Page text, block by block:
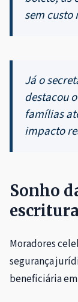
sem custo
Já o
destacou
famílias
impacto
Sonho
Moradores
segurança
beneficiária